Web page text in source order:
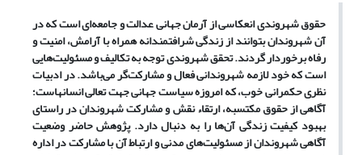
حقوق شهروندی انعکاسی از آرمان جهانی عدالت و جامعه‌ای است که در
آن شهروندان بتوانند از زندگی شرافتمندانه همراه با آرامش، امنیت و
رفاه برخوردار گردند. تحقق شهروندی توجه به تکالیف و مسئولیت‌هایی
است که خود لازمه شهروندانی فعال و مشارکت‌گر می‌باشد. در ادبیات
نظری حکمرانی خوب، که امروزه سیاست جهانی جهت تعالی انسانهاست؛
آگاهی از حقوق مکتسبه، ارتقاء نقش و مشارکت شهروندان در راستای
بهبود کیفیت زندگی آن‌ها را به دنبال دارد. پژوهش حاضر وضعیت
آگاهی شهروندان از مسئولیت‌های مدنی و ارتباط آن با مشارکت در اداره